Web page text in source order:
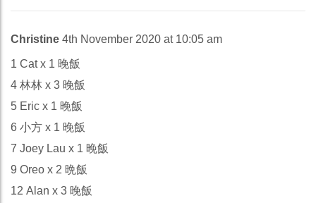
Christine 4th November 2020 at 10:05 am
1 Cat x 1 晚飯
4 林林 x 3 晚飯
5 Eric x 1 晚飯
6 小方 x 1 晚飯
7 Joey Lau x 1 晚飯
9 Oreo x 2 晩飯
12 Alan x 3 晚飯